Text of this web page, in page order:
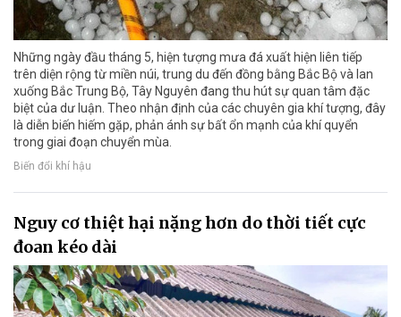
Những ngày đầu tháng 5, hiện tượng mưa đá xuất hiện liên tiếp
trên diện rộng từ miền núi, trung du đến đồng bằng Bắc Bộ và lan
xuống Bắc Trung Bộ, Tây Nguyên đang thu hút sự quan tâm đặc
biệt của dư luận. Theo nhận định của các chuyên gia khí tượng, đây
là diễn biến hiếm gặp, phản ánh sự bất ổn mạnh của khí quyển
trong giai đoạn chuyển mùa.
Biến đổi khí hậu
Nguy cơ thiệt hại nặng hơn do thời tiết cực
đoan kéo dài